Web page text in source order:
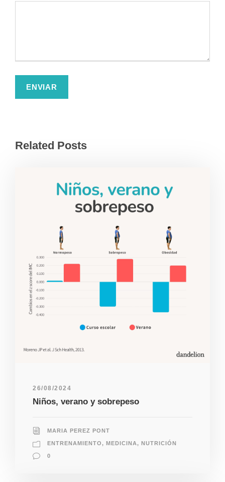
Related Posts
26/08/2024
Niños, verano y sobrepeso
MARIA PEREZ PONT
ENTRENAMIENTO, MEDICINA, NUTRICIÓN
0